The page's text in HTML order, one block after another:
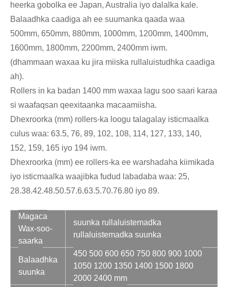
heerka gobolka ee Japan, Australia iyo dalalka kale.
Balaadhka caadiga ah ee suumanka qaada waa
500mm, 650mm, 880mm, 1000mm, 1200mm, 1400mm,
1600mm, 1800mm, 2200mm, 2400mm iwm.
(dhammaan waxaa ku jira miiska rullaluistudhka caadiga
ah).
Rollers in ka badan 1400 mm waxaa lagu soo saari karaa
si waafaqsan qeexitaanka macaamiisha.
Dhexroorka (mm) rollers-ka loogu talagalay isticmaalka
culus waa: 63.5, 76, 89, 102, 108, 114, 127, 133, 140,
152, 159, 165 iyo 194 iwm.
Dhexroorka (mm) ee rollers-ka ee warshadaha kiimikada
iyo isticmaalka waajibka fudud labadaba waa: 25,
28.38.42.48.50.57.6.63.5.70.76.80 iyo 89.
Magaca
Wax-soo-
saarka
suunka rullaluistemadka
rullaluistemadka suunka
Balaadhka
suunka
450 500 600 650 750 800 900 1000
1050 1200 1350 1400 1500 1800
2000 2400 mm